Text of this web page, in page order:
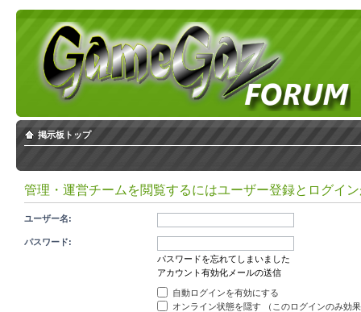
掲示板トップ
管理・運営チームを閲覧するにはユーザー登録とログイ
ユーザー名:
パスワード:
パスワードを忘れてしまいました
アカウント有効化メールの送信
自動ログインを有効にする
オンライン状態を隠す （このログインのみ効